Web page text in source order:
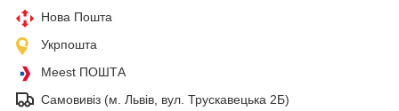
Нова Пошта
Укрпошта
Meest ПОШТА
Самовивіз (м. Львів, вул. Трускавецька 2Б)